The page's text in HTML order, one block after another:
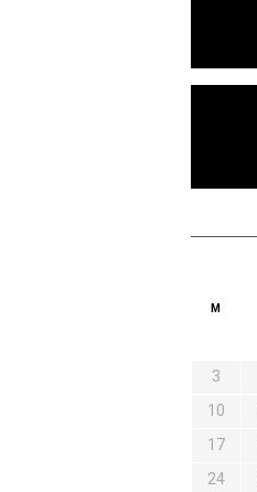
M
3
10
17
24